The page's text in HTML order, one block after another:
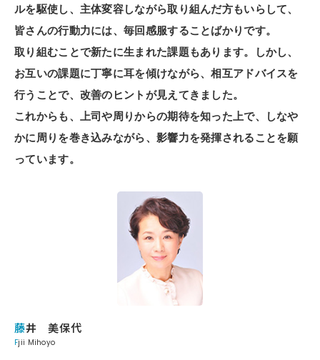
ルを駆使し、主体変容しながら取り組んだ方もいらして、
皆さんの行動力には、毎回感服することばかりです。
取り組むことで新たに生まれた課題もあります。しかし、
お互いの課題に丁寧に耳を傾けながら、相互アドバイスを
行うことで、改善のヒントが見えてきました。
これからも、上司や周りからの期待を知った上で、しなや
かに周りを巻き込みながら、影響力を発揮されることを願
っています。
藤井 美保代
Fjii Mihoyo